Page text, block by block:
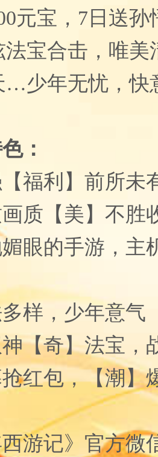
元宝，7日送
法宝合击，唯美
…少年无忧，快
：
福利】前所未
质【美】不胜
眼的手游，主
样，少年意气
【奇】法宝，
红包，【潮】
游记》 官方微